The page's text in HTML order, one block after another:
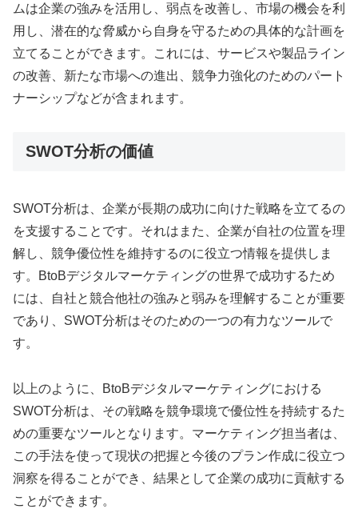
ムは企業の強みを活用し、弱点を改善し、市場の機会を利
用し、潜在的な脅威から自身を守るための具体的な計画を
立てることができます。これには、サービスや製品ライン
の改善、新たな市場への進出、競争力強化のためのパート
ナーシップなどが含まれます。
SWOT分析の価値
SWOT分析は、企業が長期の成功に向けた戦略を立てるの
を支援することです。それはまた、企業が自社の位置を理
解し、競争優位性を維持するのに役立つ情報を提供しま
す。BtoBデジタルマーケティングの世界で成功するため
には、自社と競合他社の強みと弱みを理解することが重要
であり、SWOT分析はそのための一つの有力なツールで
す。
以上のように、BtoBデジタルマーケティングにおける
SWOT分析は、その戦略を競争環境で優位性を持続するた
めの重要なツールとなります。マーケティング担当者は、
この手法を使って現状の把握と今後のプラン作成に役立つ
洞察を得ることができ、結果として企業の成功に貢献する
ことができます。